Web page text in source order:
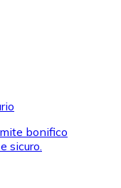
acquistare
bonifico
sicuro.